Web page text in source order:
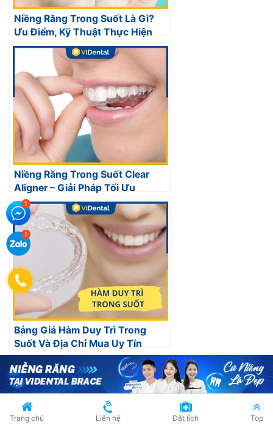
Niềng Răng Trong Suốt Là Gì?
Ưu Điểm, Kỹ Thuật Thực Hiện
Niềng Răng Trong Suốt Clear
Aligner – Giải Pháp Tối Ưu
Bảng Giá Hàm Duy Trì Trong
Suốt Và Địa Chỉ Mua Uy Tín
Trang chủ Liên hệ Đặt lịch Top